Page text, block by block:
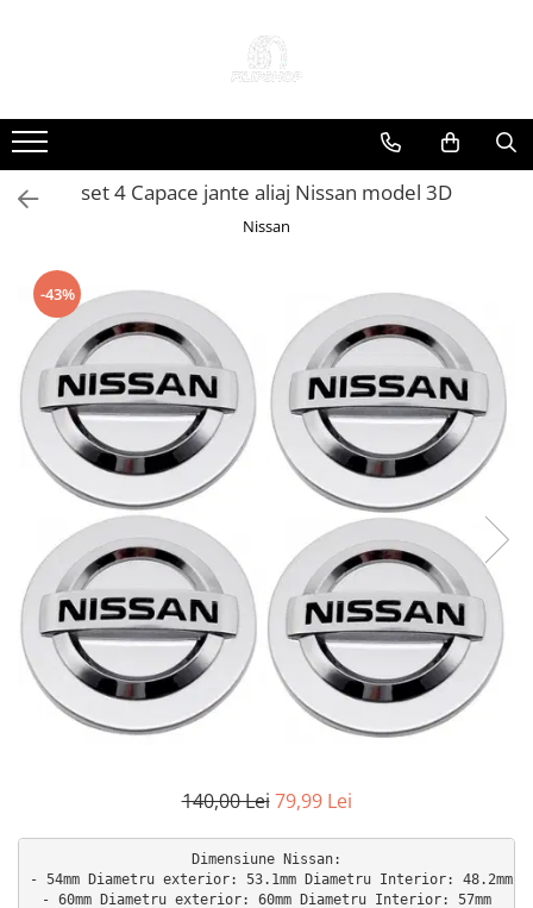
Anvelope
Anvelope Reconstruite
Anvelope Second-Hand
Capace Jante
Jante
Jante NOI
Jante Second-Hand
Accesorii Auto
Padele Auto
Accesorii Exterior Auto
Accesorii interior auto
Brelocuri
Huse Scaun
Inele de Ghidaj
Întreținere Auto
Pistoale de curatat (tornadoare)
Perii
Solutii
set 4 Capace jante aliaj Nissan model 3D
Nissan
-43%
140,00 Lei 79,99 Lei
Dimensiune Nissan:
- 54mm Diametru exterior: 53.1mm Diametru Interior: 48.2mm